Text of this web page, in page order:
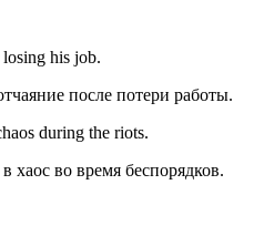
his job.
после потери работы.
during the riots.
хаос во время беспорядков.